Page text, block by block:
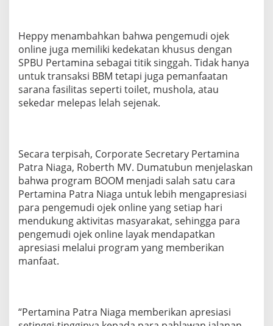
Heppy menambahkan bahwa pengemudi ojek
online juga memiliki kedekatan khusus dengan
SPBU Pertamina sebagai titik singgah. Tidak hanya
untuk transaksi BBM tetapi juga pemanfaatan
sarana fasilitas seperti toilet, mushola, atau
sekedar melepas lelah sejenak.
Secara terpisah, Corporate Secretary Pertamina
Patra Niaga, Roberth MV. Dumatubun menjelaskan
bahwa program BOOM menjadi salah satu cara
Pertamina Patra Niaga untuk lebih mengapresiasi
para pengemudi ojek online yang setiap hari
mendukung aktivitas masyarakat, sehingga para
pengemudi ojek online layak mendapatkan
apresiasi melalui program yang memberikan
manfaat.
“Pertamina Patra Niaga memberikan apresiasi